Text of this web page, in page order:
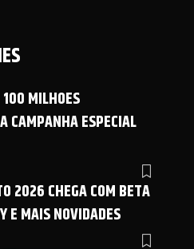
MILHOES
CAMPANHA ESPECIAL
2026 CHEGA COM BETA
E MAIS NOVIDADES